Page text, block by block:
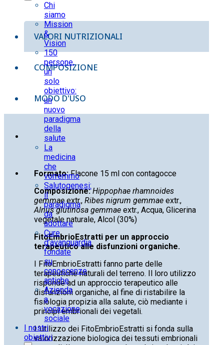
Chi
siamo
Mission
&
Vision
150
persone,
un
solo
obiettivo:
un
nuovo
paradigma
della
salute
La
medicina
che
vorremmo
Salutogenesi:
il
paradigma
da
adottare
Cure
d’avanguardia
fondate
su
conoscenze
antiche
Azienda
a
vocazione
sociale
I nostri
obiettivi
VALORI NUTRIZIONALI
COMPOSIZIONE
MODO D'USO
Formato:Flacone 15 ml con contagocce
Composizione:Hippophae rhamnoides
gemmaeextr., Ribes nigrum gemmae extr.,
Alnus glutinosa gemmae extr., Acqua, Glicerina
vegetale naturale, Alcol (30%)
FitoEmbrioEstratti per un approccio
terapeutico alle disfunzioni organiche.
I FitoEmbrioEstratti fanno parte delle
terapeutiche naturali del terreno. Il loro utilizzo
risponde ad un approccio terapeutico alle
disfunzioni organiche, al fine di ristabilire la
fisiologia propizia alla salute, ciò mediante i
principi embrionali dei vegetali.
L’utilizzo dei FitoEmbrioEstratti si fonda sulla
valorizzazione biologica dei tessuti embrionali